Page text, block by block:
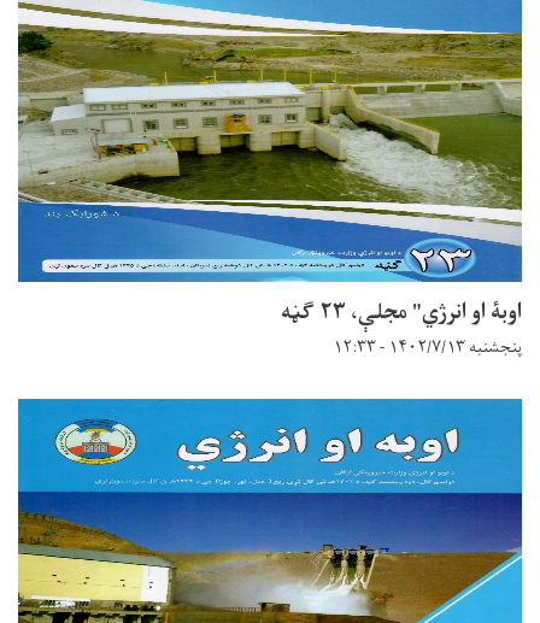
اوبۀ او انرژي" مجلې، ۲۳ ګڼه
پنجشنبه ۱۴۰۲/۷/۱۳ - ۱۲:۳۳